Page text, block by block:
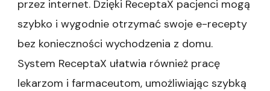
przez internet. Dzięki ReceptaX pacjenci mogą
szybko i wygodnie otrzymać swoje e-recepty
bez konieczności wychodzenia z domu.
System ReceptaX ułatwia również pracę
lekarzom i farmaceutom, umożliwiając szybką